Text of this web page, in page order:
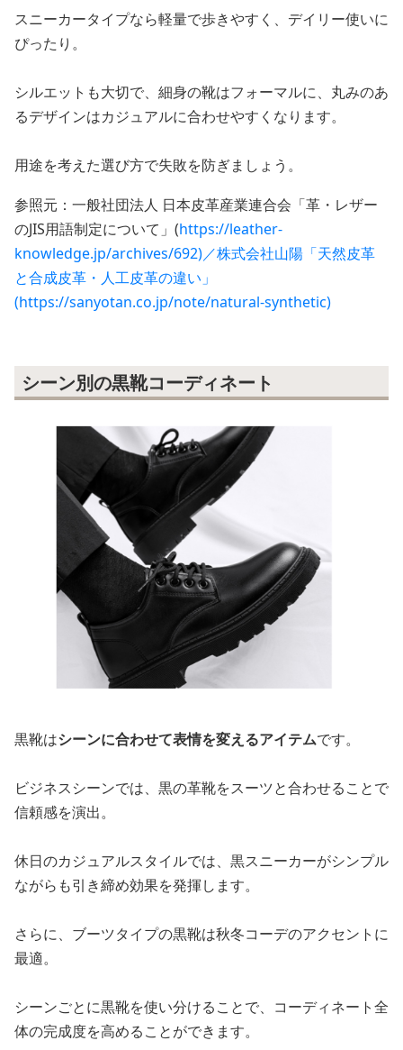
スニーカータイプなら軽量で歩きやすく、デイリー使いに
ぴったり。
シルエットも大切で、細身の靴はフォーマルに、丸みのあ
るデザインはカジュアルに合わせやすくなります。
用途を考えた選び方で失敗を防ぎましょう。
参照元：一般社団法人 日本皮革産業連合会「革・レザー
のJIS用語制定について」(https://leather-
knowledge.jp/archives/692)／株式会社山陽「天然皮革
と合成皮革・人工皮革の違い」
(https://sanyotan.co.jp/note/natural-synthetic)
シーン別の黒靴コーディネート
黒靴はシーンに合わせて表情を変えるアイテムです。
ビジネスシーンでは、黒の革靴をスーツと合わせることで
信頼感を演出。
休日のカジュアルスタイルでは、黒スニーカーがシンプル
ながらも引き締め効果を発揮します。
さらに、ブーツタイプの黒靴は秋冬コーデのアクセントに
最適。
シーンごとに黒靴を使い分けることで、コーディネート全
体の完成度を高めることができます。